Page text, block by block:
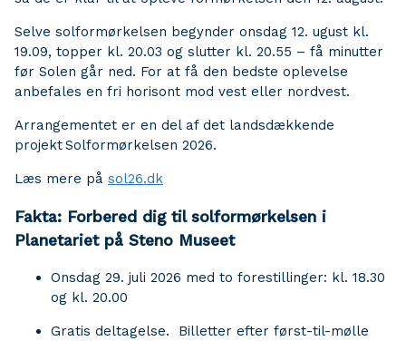
Selve solformørkelsen begynder onsdag 12. ugust kl.
19.09, topper kl. 20.03 og slutter kl. 20.55 – få minutter
før Solen går ned. For at få den bedste oplevelse
anbefales en fri horisont mod vest eller nordvest.
Arrangementet er en del af det landsdækkende
projekt Solformørkelsen 2026.
Læs mere på sol26.dk
Fakta: Forbered dig til solformørkelsen i
Planetariet på Steno Museet
Onsdag 29. juli 2026 med to forestillinger: kl. 18.30
og kl. 20.00
Gratis deltagelse. Billetter efter først-til-mølle